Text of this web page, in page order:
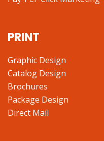
PRINT
Graphic Design
Catalog Design
Brochures
Package Design
Direct Mail